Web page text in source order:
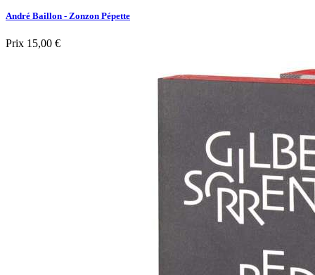
André Baillon - Zonzon Pépette
Prix 15,00 €